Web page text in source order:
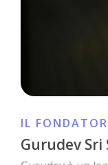
IL
Gurudev Sri